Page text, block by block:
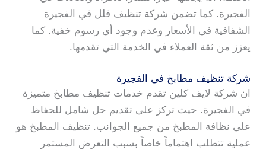
الفجيرة. كما تضمن شركة تنظيف فلل في الفجيرة
الشفافية في الأسعار وعدم وجود أي رسوم خفية. كما
يعزز من ثقة العملاء في الخدمة التي تقدمها.
شركة تنظيف مطابخ في الفجيرة
ان شركة لايف كلين تقدم خدمات تنظيف مطابخ متميزة
في الفجيرة. حيث تركز على تقديم حل شامل للحفاظ
على نظافة المطبخ من جميع الجوانب. تنظيف المطبخ هو
عملية تتطلب اهتماماً خاصاً بسبب التعرض المستمر